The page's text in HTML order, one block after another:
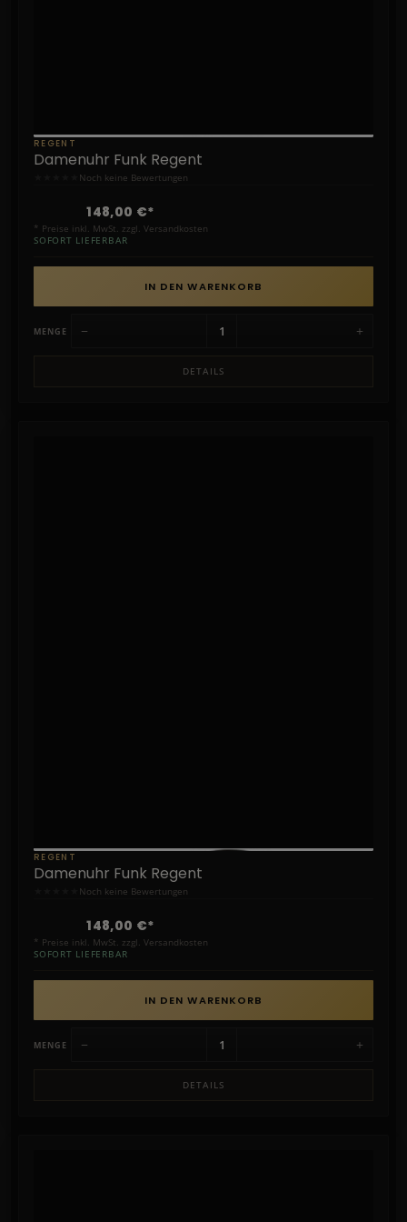
REGENT
Damenuhr Funk Regent
Noch keine Bewertungen
148,00 €*
* Preise inkl. MwSt. zzgl. Versandkosten
SOFORT LIEFERBAR
MENGE − +
IN DEN WARENKORB
DETAILS
REGENT
Damenuhr Funk Regent
Noch keine Bewertungen
148,00 €*
* Preise inkl. MwSt. zzgl. Versandkosten
SOFORT LIEFERBAR
MENGE − +
IN DEN WARENKORB
DETAILS